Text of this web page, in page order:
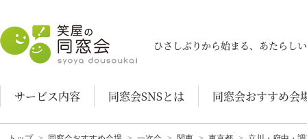
笑屋の同窓会
ひさしぶりから始まる、あたらし
サービス内容 同窓会SNSとは 同窓会おすすめ会